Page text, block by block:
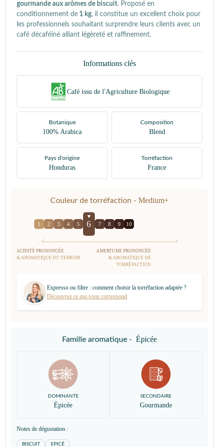
gourmande aux arômes de biscuit. Proposé en
conditionnement de 1 kg, il constitue un excellent choix pour
les professionnels souhaitant surprendre leurs clients avec un
café décaféiné alliant légèreté et raffinement.
Informations clés
Botanique
100% Arabica
Composition
Blend
Pays d'origine
Honduras
Torréfaction
France
Café issu de l'Agriculture Biologique
Couleur de torréfaction - Medium+
1 2 3 4 5 6 7 8 9 10
ACIDITÉ PRONONCÉE
& AROMATIQUE DU TERROIR
AMERTUME PRONONCÉE
& AROMATIQUE DE
TORRÉFACTION
Expresso ou filtre : comment choisir la torréfaction adaptée ?
Découvrez ce qui vous correspond
Famille aromatique - Épicée
DOMINANTE
Épicée
SECONDAIRE
Gourmande
Notes de dégustation :
BISCUIT EPICÉ